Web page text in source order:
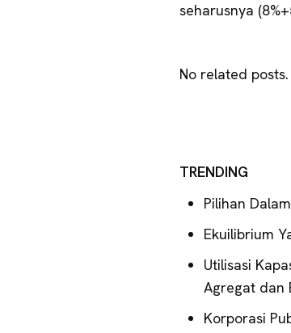
seharusnya
No related posts.
TRENDING
Pilihan
Ekuilibrium
Utilisasi
Agregat dan
Korporasi